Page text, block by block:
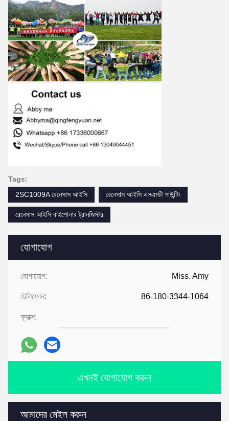
যোগাযোগ
যোগাযোগ: Miss. Amy
টেলিফোন: 86-180-3344-1064
ফ্যাক্স:
এখনই যোগাযোগ করুন
আমাদের মেইল করুন
Tags:
2SC1009A রেনেসাস আইসি
রেনেসাস আইসি এসএমটি মাউন্টিং
রেনেসাস আইসি বাইপোলার ট্রানজিস্টর